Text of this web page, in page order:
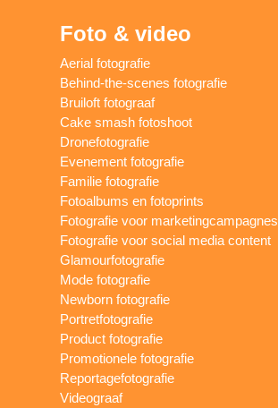
Foto & video
Aerial fotografie
Behind-the-scenes fotografie
Bruiloft fotograaf
Cake smash fotoshoot
Dronefotografie
Evenement fotografie
Familie fotografie
Fotoalbums en fotoprints
Fotografie voor marketingcampagnes
Fotografie voor social media content
Glamourfotografie
Mode fotografie
Newborn fotografie
Portretfotografie
Product fotografie
Promotionele fotografie
Reportagefotografie
Videograaf